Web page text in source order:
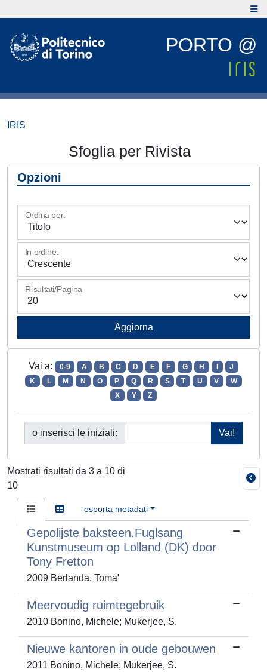
PORTO @
IRIS
Sfoglia per Rivista
Opzioni
Ordina per:
In ordine:
Risultati/Pagina
Vai a: 0-9 A B C D E F G H
J
K
L M N O P Q R S T U V
W
X
Y Z
o inserisci le iniziali:
Mostrati risultati da 3 a 10 di
10
esporta metadati
Gepolijste baksteen.Fuglsang
Kunstmuseum op Lolland (DK) door
Tony Fretton
2009 Berlanda, Toma'
Meervoudig ruimtegebruik
2010 Bonino, Michele; Mukerjee, S.
Nieuwe kantoren in oude gebouwen
2011 Bonino, Michele; Mukerjee, S.